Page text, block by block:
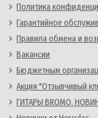
Политика
Гарантийное
Правила обмена и
Вакансии
Бюджетным
Акция "Отзывчивый
ГИТАРЫ BROMO.